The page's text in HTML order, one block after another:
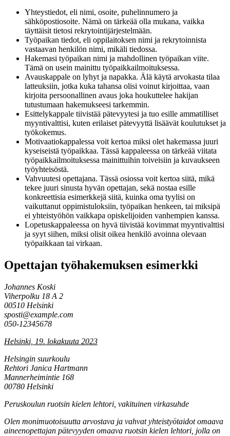
Yhteystiedot, eli nimi, osoite, puhelinnumero ja
sähköpostiosoite. Nämä on tärkeää olla mukana, vaikka
täyttäisit tietosi rekrytointijärjestelmään.
Työpaikan tiedot, eli oppilaitoksen nimi ja rekrytoinnista
vastaavan henkilön nimi, mikäli tiedossa.
Hakemasi työpaikan nimi ja mahdollinen työpaikan viite.
Tämä on usein mainittu työpaikkailmoituksessa.
Avauskappale on lyhyt ja napakka. Älä käytä arvokasta tilaa
latteuksiin, jotka kuka tahansa olisi voinut kirjoittaa, vaan
kirjoita persoonallinen avaus joka houkuttelee hakijan
tutustumaan hakemukseesi tarkemmin.
Esittelykappale tiivistää pätevyytesi ja tuo esille ammatilliset
myyntivalttisi, kuten erilaiset pätevyyttä lisäävät koulutukset ja
työkokemus.
Motivaatiokappalessa voit kertoa miksi olet hakemassa juuri
kyseiseistä työpaikkaa. Tässä kappaleessa on tärkeää viitata
työpaikkailmoituksessa mainittuihin toiveisiin ja kuvaukseen
työyhteisöstä.
Vahvuutesi opettajana. Tässä osiossa voit kertoa siitä, mikä
tekee juuri sinusta hyvän opettajan, sekä nostaa esille
konkreettisia esimerkkejä siitä, kuinka oma tyylisi on
vaikuttanut oppimistuloksiin, työpaikan henkeen, tai miksipä
ei yhteistyöhön vaikkapa opiskelijoiden vanhempien kanssa.
Lopetuskappaleessa on hyvä tiivistää kovimmat myyntivalttisi
ja syyt siihen, miksi olisit oikea henkilö avoinna olevaan
työpaikkaan tai virkaan.
Opettajan työhakemuksen esimerkki
Johannes Koski
Viherpolku 18 A 2
00510 Helsinki
sposti@example.com
050-12345678
Helsinki, 19. lokakuuta 2023
Helsingin suurkoulu
Rehtori Janica Hartmann
Mannerheimintie 168
00780 Helsinki
Peruskoulun ruotsin kielen lehtori, vakituinen virkasuhde
Olen monimuotoisuutta arvostava ja vahvat yhteistyötaidot omaava
aineenopettajan pätevyyden omaava ruotsin kielen lehtori, jolla on